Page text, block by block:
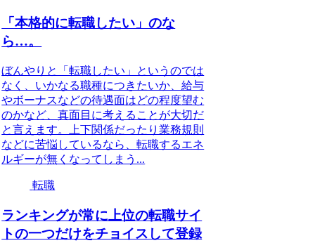
「本格的に転職したい」のな
ら…。
ぼんやりと「転職したい」というのでは
なく、いかなる職種につきたいか、給与
やボーナスなどの待遇面はどの程度望む
のかなど、真面目に考えることが大切だ
と言えます。上下関係だったり業務規則
などに苦悩しているなら、転職するエネ
ルギーが無くなってしまう...
転職
ランキングが常に上位の転職サイ
トの一つだけをチョイスして登録